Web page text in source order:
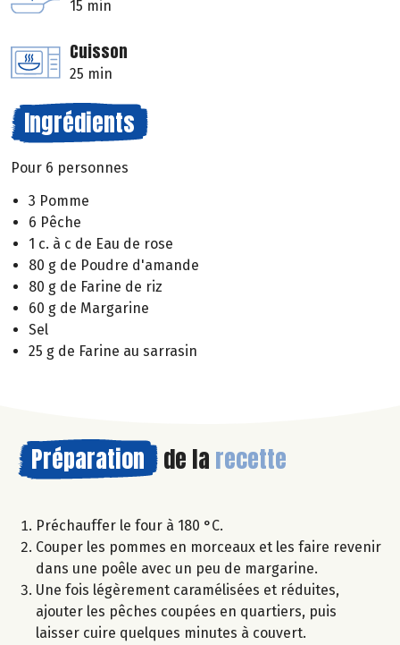
15 min
Cuisson
25 min
Ingrédients
Pour 6 personnes
3 Pomme
6 Pêche
1 c. à c de Eau de rose
80 g de Poudre d'amande
80 g de Farine de riz
60 g de Margarine
Sel
25 g de Farine au sarrasin
Préparation de la recette
Préchauffer le four à 180 °C.
Couper les pommes en morceaux et les faire revenir
dans une poêle avec un peu de margarine.
Une fois légèrement caramélisées et réduites,
ajouter les pêches coupées en quartiers, puis
laisser cuire quelques minutes à couvert.